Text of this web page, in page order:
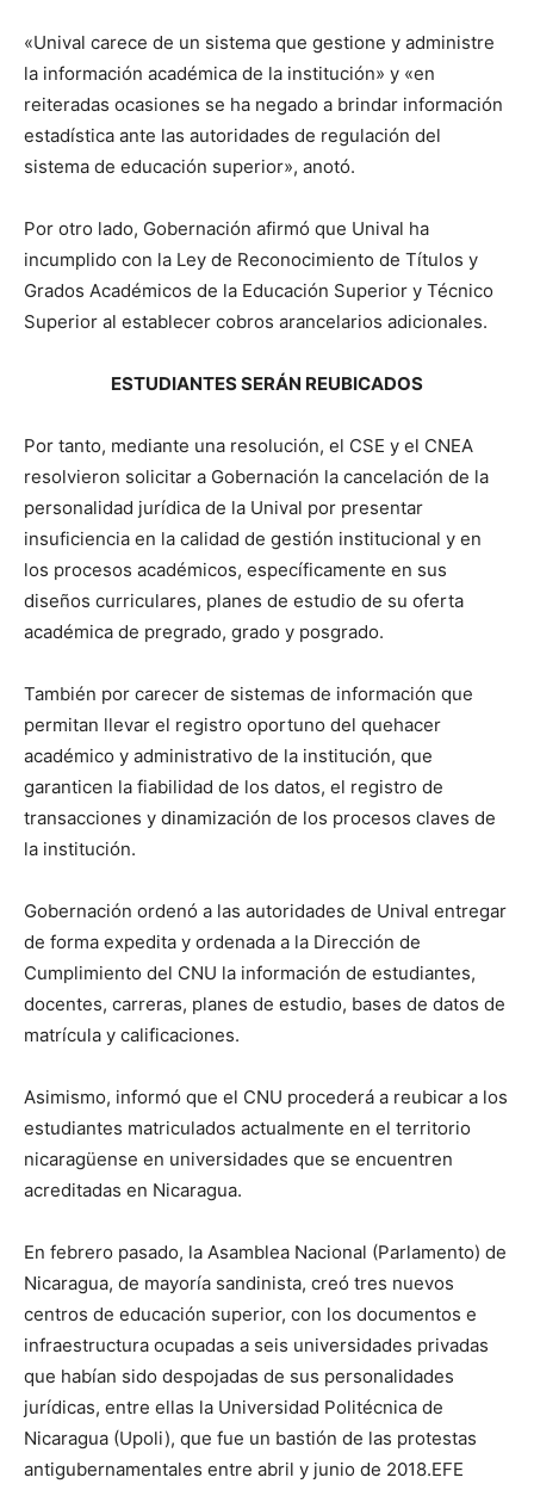
«Unival carece de un sistema que gestione y administre
la información académica de la institución» y «en
reiteradas ocasiones se ha negado a brindar información
estadística ante las autoridades de regulación del
sistema de educación superior», anotó.
Por otro lado, Gobernación afirmó que Unival ha
incumplido con la Ley de Reconocimiento de Títulos y
Grados Académicos de la Educación Superior y Técnico
Superior al establecer cobros arancelarios adicionales.
ESTUDIANTES SERÁN REUBICADOS
Por tanto, mediante una resolución, el CSE y el CNEA
resolvieron solicitar a Gobernación la cancelación de la
personalidad jurídica de la Unival por presentar
insuficiencia en la calidad de gestión institucional y en
los procesos académicos, específicamente en sus
diseños curriculares, planes de estudio de su oferta
académica de pregrado, grado y posgrado.
También por carecer de sistemas de información que
permitan llevar el registro oportuno del quehacer
académico y administrativo de la institución, que
garanticen la fiabilidad de los datos, el registro de
transacciones y dinamización de los procesos claves de
la institución.
Gobernación ordenó a las autoridades de Unival entregar
de forma expedita y ordenada a la Dirección de
Cumplimiento del CNU la información de estudiantes,
docentes, carreras, planes de estudio, bases de datos de
matrícula y calificaciones.
Asimismo, informó que el CNU procederá a reubicar a los
estudiantes matriculados actualmente en el territorio
nicaragüense en universidades que se encuentren
acreditadas en Nicaragua.
En febrero pasado, la Asamblea Nacional (Parlamento) de
Nicaragua, de mayoría sandinista, creó tres nuevos
centros de educación superior, con los documentos e
infraestructura ocupadas a seis universidades privadas
que habían sido despojadas de sus personalidades
jurídicas, entre ellas la Universidad Politécnica de
Nicaragua (Upoli), que fue un bastión de las protestas
antigubernamentales entre abril y junio de 2018.EFE